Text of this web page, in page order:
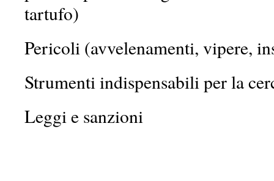
tartufo)
Pericoli (avvelenamenti, vipere,
Strumenti indispensabili per la
Leggi e sanzioni